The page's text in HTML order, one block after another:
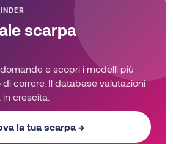
scarpa
e scopri i modelli più
correre. Il database valutazioni
crescita.
la tua scarpa →